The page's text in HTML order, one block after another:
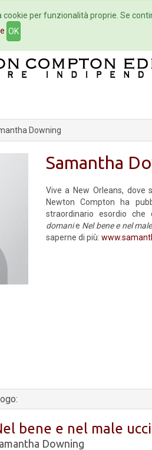
Autori Eventi
Downing
Samantha
Vive a New Orleans, dove
Newton Compton ha
straordinario esordio
domanie Nel bene e nel male
saperne di più:
bene e nel male
Downing
per funzionalità proprie. Se
OK